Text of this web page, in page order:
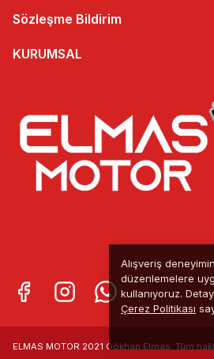
Alışveriş
düzenlemelere
kullanıyoruz.
Çerez Politikası
Sözleşme Bildirim
KURUMSAL
ELMAS MOTOR 2021 Gökhan Elmas. Tüm